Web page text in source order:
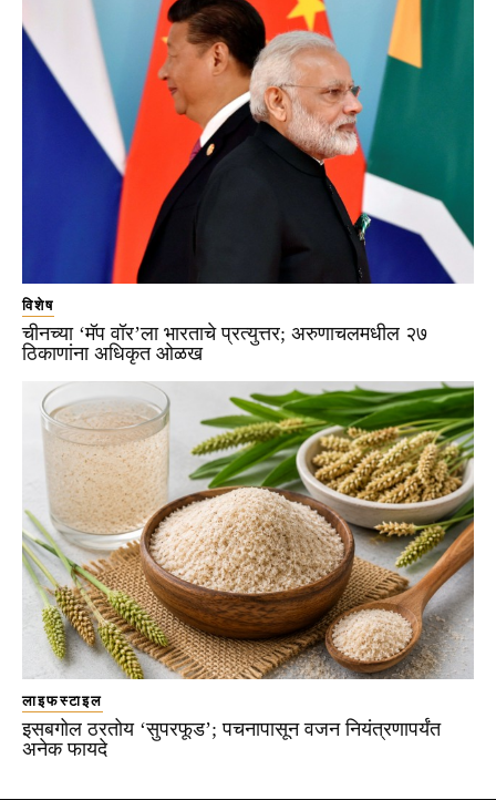
विशेष
चीनच्या ‘मॅप वॉर’ला भारताचे प्रत्युत्तर; अरुणाचलमधील २७
ठिकाणांना अधिकृत ओळख
लाइफस्टाइल
इसबगोल ठरतोय ‘सुपरफूड’; पचनापासून वजन नियंत्रणापर्यंत
अनेक फायदे